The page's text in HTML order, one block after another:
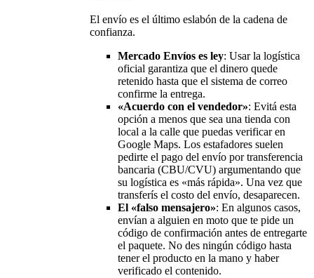
El envío es el último eslabón de la cadena de
confianza.
Mercado Envíos es ley: Usar la logística
oficial garantiza que el dinero quede
retenido hasta que el sistema de correo
confirme la entrega.
«Acuerdo con el vendedor»: Evitá esta
opción a menos que sea una tienda con
local a la calle que puedas verificar en
Google Maps. Los estafadores suelen
pedirte el pago del envío por transferencia
bancaria (CBU/CVU) argumentando que
su logística es «más rápida». Una vez que
transferís el costo del envío, desaparecen.
El «falso mensajero»: En algunos casos,
envían a alguien en moto que te pide un
código de confirmación antes de entregarte
el paquete. No des ningún código hasta
tener el producto en la mano y haber
verificado el contenido.